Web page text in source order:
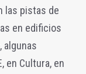
las pistas de
en edificios
algunas
en Cultura, en